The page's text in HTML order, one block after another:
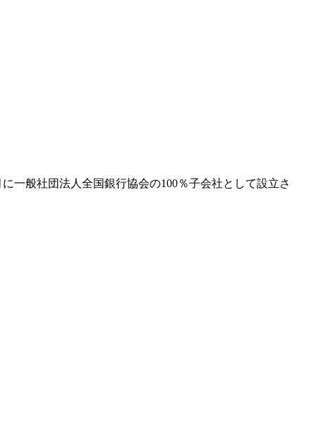
一般社団法人全国銀行協会の100％子会社として設立さ